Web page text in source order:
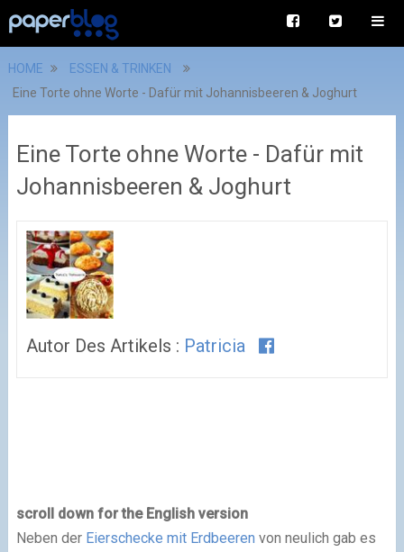
HOME
ESSEN & TRINKEN
Eine Torte ohne Worte - Dafür mit Johannisbeeren & Joghurt
Eine Torte ohne Worte - Dafür mit
Johannisbeeren & Joghurt
Autor Des Artikels : Patricia
scroll down for the English version
Neben der Eierschecke mit Erdbeeren von neulich gab es